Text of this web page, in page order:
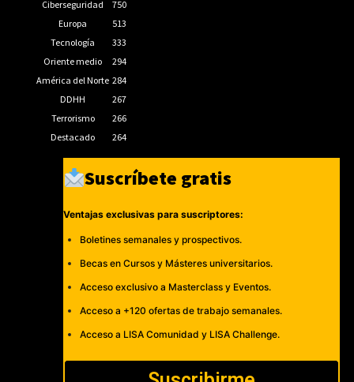
Ciberseguridad
750
Europa
513
Tecnología
333
Oriente medio
294
América del Norte 284
DDHH
267
Terrorismo
266
Destacado
264
Suscríbete gratis
Ventajas exclusivas para suscriptores:
Boletines semanales y prospectivos.
Becas en Cursos y Másteres universitarios.
Acceso exclusivo a Masterclass y Eventos.
Acceso a +120 ofertas de trabajo semanales.
Acceso a LISA Comunidad y LISA Challenge.